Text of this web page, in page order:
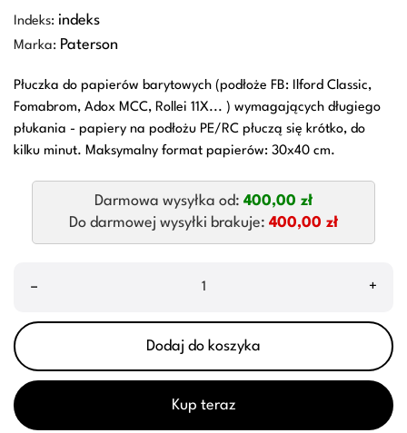
Indeks: indeks
Marka: Paterson
Płuczka do papierów barytowych (podłoże FB: Ilford Classic,
Fomabrom, Adox MCC, Rollei 11X... ) wymagających długiego
płukania - papiery na podłożu PE/RC płuczą się krótko, do
kilku minut. Maksymalny format papierów: 30x40 cm.
Darmowa wysyłka od: 400,00 zł
Do darmowej wysyłki brakuje: 400,00 zł
– +
Dodaj do koszyka
Kup teraz